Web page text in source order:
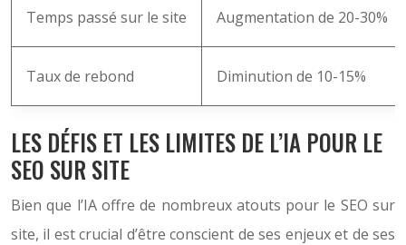
Temps passé sur le site Augmentation de 20-30%
Taux de rebond Diminution de 10-15%
LES DÉFIS ET LES LIMITES DE L’IA POUR LE
SEO SUR SITE
Bien que l’IA offre de nombreux atouts pour le SEO sur
site, il est crucial d’être conscient de ses enjeux et de ses